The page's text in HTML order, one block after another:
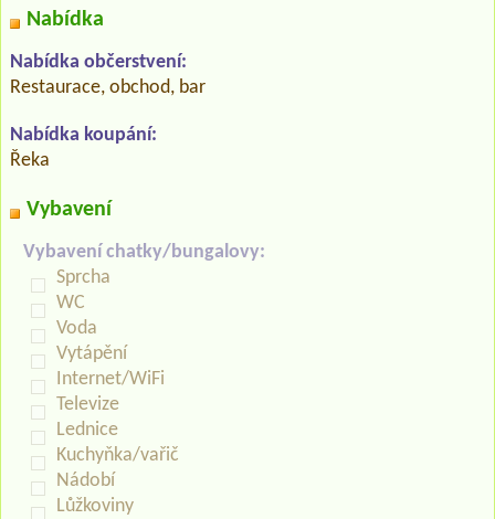
Nabídka
Nabídka občerstvení:
Restaurace, obchod, bar
Nabídka koupání:
Řeka
Vybavení
Vybavení chatky/bungalovy:
Sprcha
WC
Voda
Vytápění
Internet/WiFi
Televize
Lednice
Kuchyňka/vařič
Nádobí
Lůžkoviny